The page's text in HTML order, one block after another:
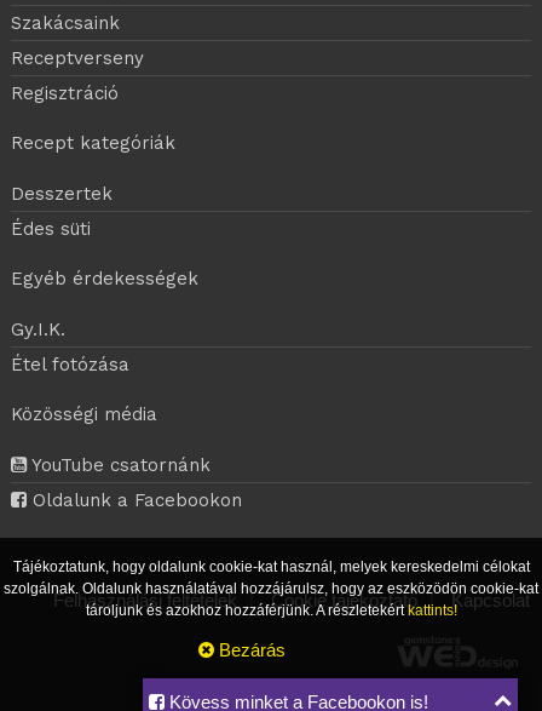
Szakácsaink
Receptverseny
Regisztráció
Recept kategóriák
Desszertek
Édes süti
Egyéb érdekességek
Gy.I.K.
Étel fotózása
Közösségi média
YouTube csatornánk
Oldalunk a Facebookon
Felhasználási feltételek | Cookie tájékoztató | Kapcsolat
Kövess minket a Facebookon is!
Tájékoztatunk, hogy oldalunk cookie-kat használ, melyek kereskedelmi célokat
szolgálnak. Oldalunk használatával hozzájárulsz, hogy az eszközödön cookie-kat
tároljunk és azokhoz hozzáférjünk. A részletekértkattints!
Bezárás